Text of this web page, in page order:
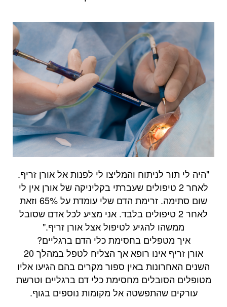
"היה לי תור לניתוח והמליצו לי לפנות אל אורן זריף.
לאחר 2 טיפולים שעברתי בקליניקה של אורן אין לי
שום סתימה. זרימת הדם שלי עומדת על 65% וזאת
לאחר 2 טיפולים בלבד. אני מציע לכל אדם שסובל
ממשהו להגיע לטיפול אצל אורן זריף."
איך מטפלים בחסימת כלי הדם ברגליים?
אורן זריף אינו רופא אך הצליח לטפל במהלך 20
השנים האחרונות באין ספור מקרים בהם הגיעו אליו
מטופלים הסובלים מחסימת כלי דם ברגליים וטרשת
עורקים שהתפשטה אל מקומות נוספים בגוף.